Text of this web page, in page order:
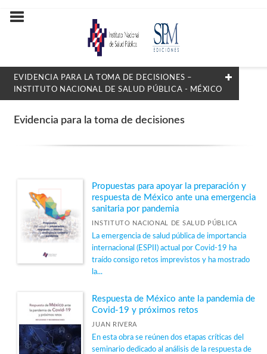
EVIDENCIA PARA LA TOMA DE DECISIONES –
INSTITUTO NACIONAL DE SALUD PÚBLICA - MÉXICO
FILTRADO POR:
Adicciones
Cáncer
Educación para la salud
Enfermedades transmitidas por vector
Escuela de Salud Pública de México
Evidencia para la toma de decisiones
Género y salud
Evidencia para la toma de decisiones
Propuestas para apoyar la preparación y
respuesta de México ante una emergencia
sanitaria por pandemia
INSTITUTO NACIONAL DE SALUD PÚBLICA
La emergencia de salud pública de importancia
internacional (ESPII) actual por Covid-19 ha
traído consigo retos imprevistos y ha mostrado
la...
Respuesta de México ante la pandemia de
Covid-19 y próximos retos
JUAN RIVERA
En esta obra se reúnen dos etapas críticas del
seminario dedicado al análisis de la respuesta de